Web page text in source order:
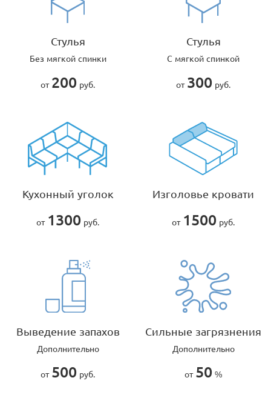
Стулья
Без мягкой спинки
от 200 руб.
Стулья
С мягкой спинкой
от 300 руб.
Кухонный уголок
от 1300 руб.
Изголовье кровати
от 1500 руб.
Выведение запахов
Дополнительно
от 500 руб.
Сильные загрязнения
Дополнительно
от 50 %